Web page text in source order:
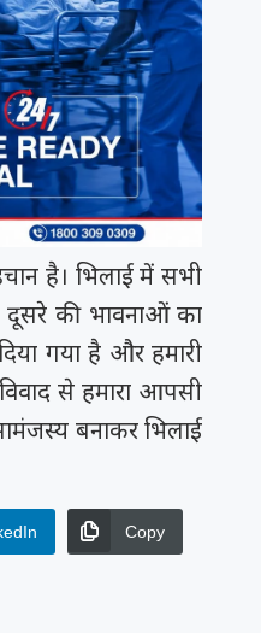
है। भिलाई में सभी
की भावनाओं का
गया है और हमारी
से हमारा आपसी
बनाकर भिलाई
Copy